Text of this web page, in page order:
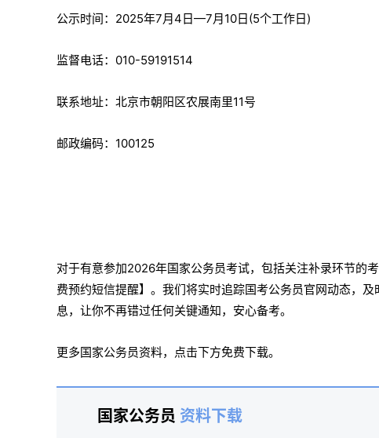
公示时间：2025年7月4日—7月10日(5个工作日)
监督电话：010-59191514
联系地址：北京市朝阳区农展南里11号
邮政编码：100125
对于有意参加2026年国家公务员考试，包括关注补录环节的
费预约短信提醒】‌。我们将实时追踪国考公务员官网动态，
息，让你不再错过任何关键通知，安心备考。
更多国家公务员资料，点击下方免费下载。
国家公务员 资料下载